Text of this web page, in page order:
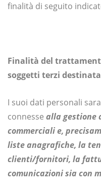
finalità di seguito
Finalità del
soggetti terzi
I suoi dati personali
connesse alla gestione
commerciali e,
liste anagrafiche, la
clienti/fornitori, la
comunicazioni sia con